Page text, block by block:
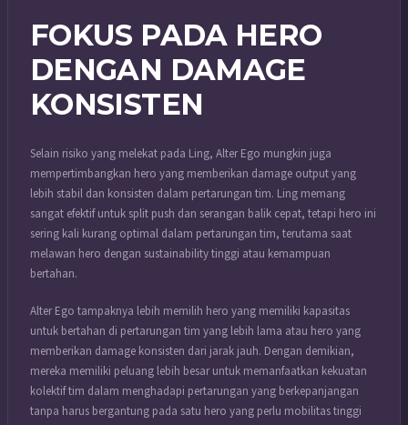
FOKUS PADA HERO
DENGAN DAMAGE
KONSISTEN
Selain risiko yang melekat pada Ling, Alter Ego mungkin juga
mempertimbangkan hero yang memberikan damage output yang
lebih stabil dan konsisten dalam pertarungan tim. Ling memang
sangat efektif untuk split push dan serangan balik cepat, tetapi hero ini
sering kali kurang optimal dalam pertarungan tim, terutama saat
melawan hero dengan sustainability tinggi atau kemampuan
bertahan.
Alter Ego tampaknya lebih memilih hero yang memiliki kapasitas
untuk bertahan di pertarungan tim yang lebih lama atau hero yang
memberikan damage konsisten dari jarak jauh. Dengan demikian,
mereka memiliki peluang lebih besar untuk memanfaatkan kekuatan
kolektif tim dalam menghadapi pertarungan yang berkepanjangan
tanpa harus bergantung pada satu hero yang perlu mobilitas tinggi